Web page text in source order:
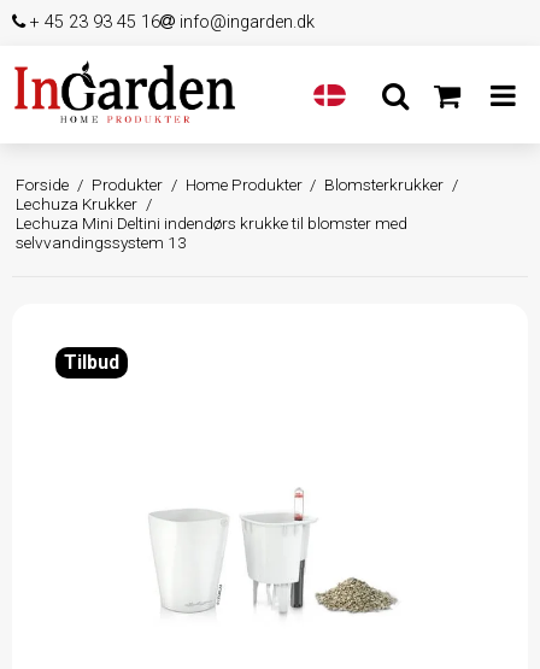
+ 45 23 93 45 16 info@ingarden.dk
Forside / Produkter / Home Produkter / Blomsterkrukker /
Lechuza Krukker /
Lechuza Mini Deltini indendørs krukke til blomster med
selvvandingssystem 13
Tilbud